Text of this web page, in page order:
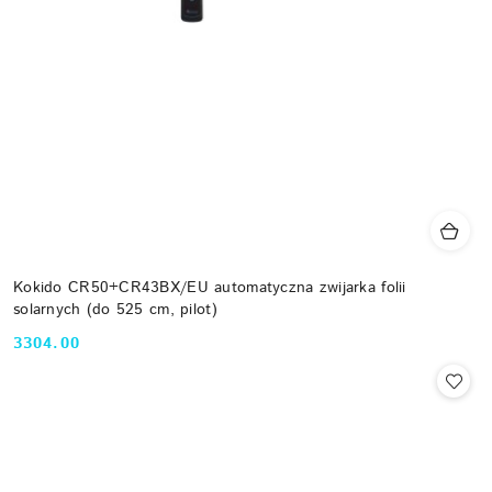
Kokido CR50+CR43BX/EU automatyczna zwijarka folii
solarnych (do 525 cm, pilot)
Cena:
3304.00